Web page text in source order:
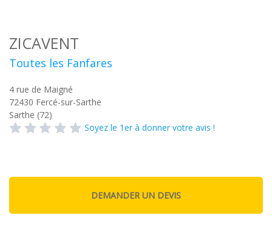
ZICAVENT
Toutes les Fanfares
4 rue de Maigné
72430 Fercé-sur-Sarthe
Sarthe (72)
Soyez le 1er à donner votre avis !